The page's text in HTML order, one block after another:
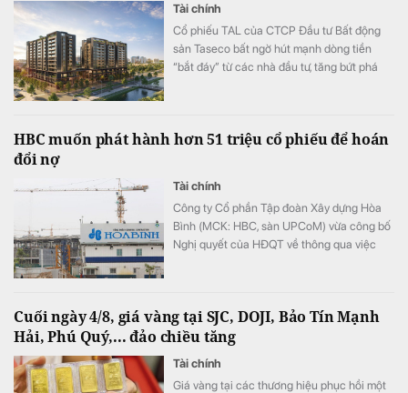
Tài chính
Cổ phiếu TAL của CTCP Đầu tư Bất động
sản Taseco bất ngờ hút mạnh dòng tiền
“bắt đáy” từ các nhà đầu tư, tăng bứt phá
HBC muốn phát hành hơn 51 triệu cổ phiếu để hoán
đổi nợ
Tài chính
Công ty Cổ phần Tập đoàn Xây dựng Hòa
Bình (MCK: HBC, sàn UPCoM) vừa công bố
Nghị quyết của HĐQT về thông qua việc
Cuối ngày 4/8, giá vàng tại SJC, DOJI, Bảo Tín Mạnh
Hải, Phú Quý,... đảo chiều tăng
Tài chính
Giá vàng tại các thương hiệu phục hồi một